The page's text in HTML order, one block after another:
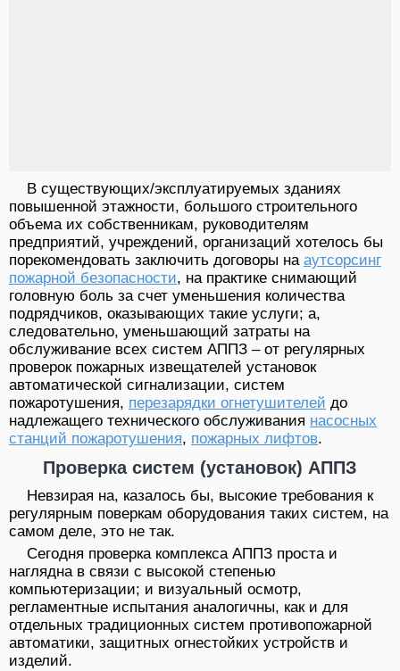
В существующих/эксплуатируемых зданиях
повышенной этажности, большого строительного
объема их собственникам, руководителям
предприятий, учреждений, организаций хотелось бы
порекомендовать заключить договоры на аутсорсинг
пожарной безопасности, на практике снимающий
головную боль за счет уменьшения количества
подрядчиков, оказывающих такие услуги; а,
следовательно, уменьшающий затраты на
обслуживание всех систем АППЗ – от регулярных
проверок пожарных извещателей установок
автоматической сигнализации, систем
пожаротушения, перезарядки огнетушителей до
надлежащего технического обслуживания насосных
станций пожаротушения, пожарных лифтов.
Проверка систем (установок) АППЗ
Невзирая на, казалось бы, высокие требования к
регулярным поверкам оборудования таких систем, на
самом деле, это не так.
Сегодня проверка комплекса АППЗ проста и
наглядна в связи с высокой степенью
компьютеризации; и визуальный осмотр,
регламентные испытания аналогичны, как и для
отдельных традиционных систем противопожарной
автоматики, защитных огнестойких устройств и
изделий.